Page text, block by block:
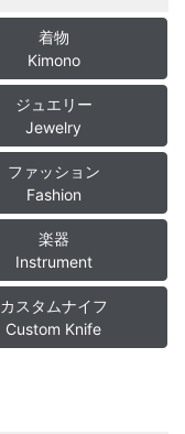
着物
Kimono
ジュエリー
Jewelry
ファッション
Fashion
楽器
Instrument
カスタムナイフ
Custom Knife